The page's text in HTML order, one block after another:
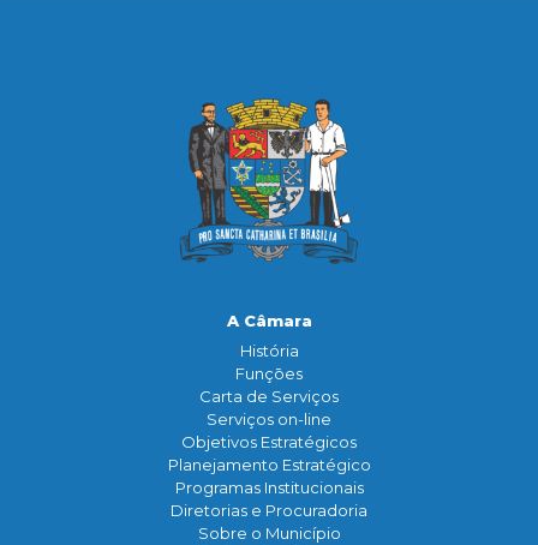
A Câmara
História
Funçōes
Carta de Serviços
Serviços on-line
Objetivos Estratégicos
Planejamento Estratégico
Programas Institucionais
Diretorias e Procuradoria
Sobre o Município